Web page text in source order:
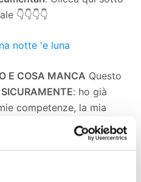
👇👇👇👇
notte 'e luna
E COSA MANCA Questo
: ho già
competenze, la mia
protetto il mio
) che servirà
correction.